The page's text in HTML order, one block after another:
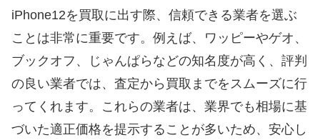
iPhone12を買取に出す際、信頼できる業者を選ぶ
ことは非常に重要です。例えば、ワッピーやゲオ、
ブックオフ、じゃんぱらなどの知名度が高く、評判
の良い業者では、査定から買取までをスムーズに行
ってくれます。これらの業者は、業界でも相場に基
づいた適正価格を提示することが多いため、安心し